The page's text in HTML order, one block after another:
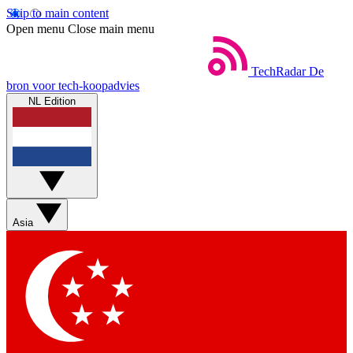
Skip to main content
Open menu Close main menu
TechRadar De
bron voor tech-koopadvies
NL Edition
Asia